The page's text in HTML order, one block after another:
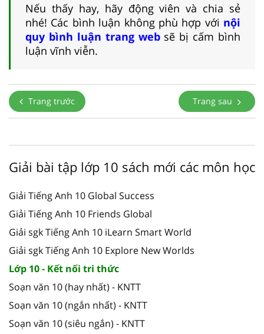
Nếu thấy hay, hãy động viên và chia sẻ
nhé! Các bình luận không phù hợp với nội
quy bình luận trang websẽ bị cấm bình
luận vĩnh viễn.
Trang trước Trang sau
Giải bài tập lớp 10 sách mới các môn học
Giải Tiếng Anh 10 Global Success
Giải Tiếng Anh 10 Friends Global
Giải sgk Tiếng Anh 10 iLearn Smart World
Giải sgk Tiếng Anh 10 Explore New Worlds
Lớp 10 - Kết nối tri thức
Soạn văn 10 (hay nhất) - KNTT
Soạn văn 10 (ngắn nhất) - KNTT
Soạn văn 10 (siêu ngắn) - KNTT